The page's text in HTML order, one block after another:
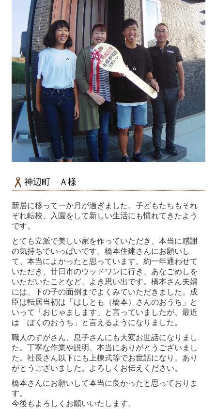
神辺町 Ａ様
新居に移って一か月が過ぎました。子どもたちもそれ
ぞれ転校、入園をして新しい生活にも慣れてきたよう
です。
とても立派で美しい家を作っていただき、本当に感謝
の気持ちでいっぱいです。橋本住建さんにお願いし
て、本当によかったと思っています。約一年通わせて
いただき、廿日市のウッドワンに行き、あなごめしを
いただいたことなど、よき思い出です。橋本さん夫婦
には、下の子の面倒までよくみていただきました。成
臣は転居当初は「はしとも（橋本）さんのおうち」と
いって「おじゃまします」と言っていましたが、最近
は「ぼくのおうち」と言えるようになりました。
職人のすがさん、息子さんにも大変お世話になりまし
た。丁寧な作業や説明、本当にありがとうございまし
た。社長さん以下にも上棟式等でお世話になり、あり
がとうございました。よろしくお伝えください。
橋本さんにお願いして本当に良かったと思っておりま
す。
今後もよろしくお願いいたします。